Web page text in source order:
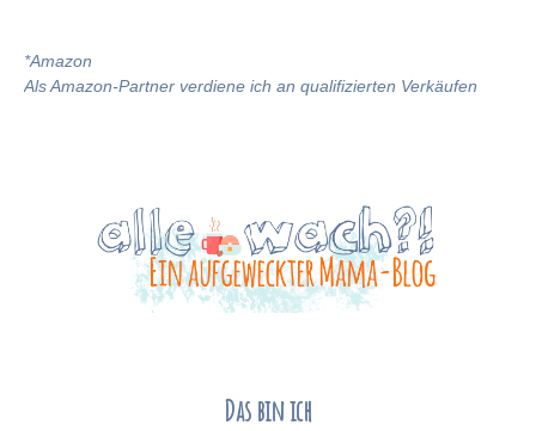
*Amazon
Als Amazon-Partner verdiene ich an qualifizierten Verkäufen
Das bin ich